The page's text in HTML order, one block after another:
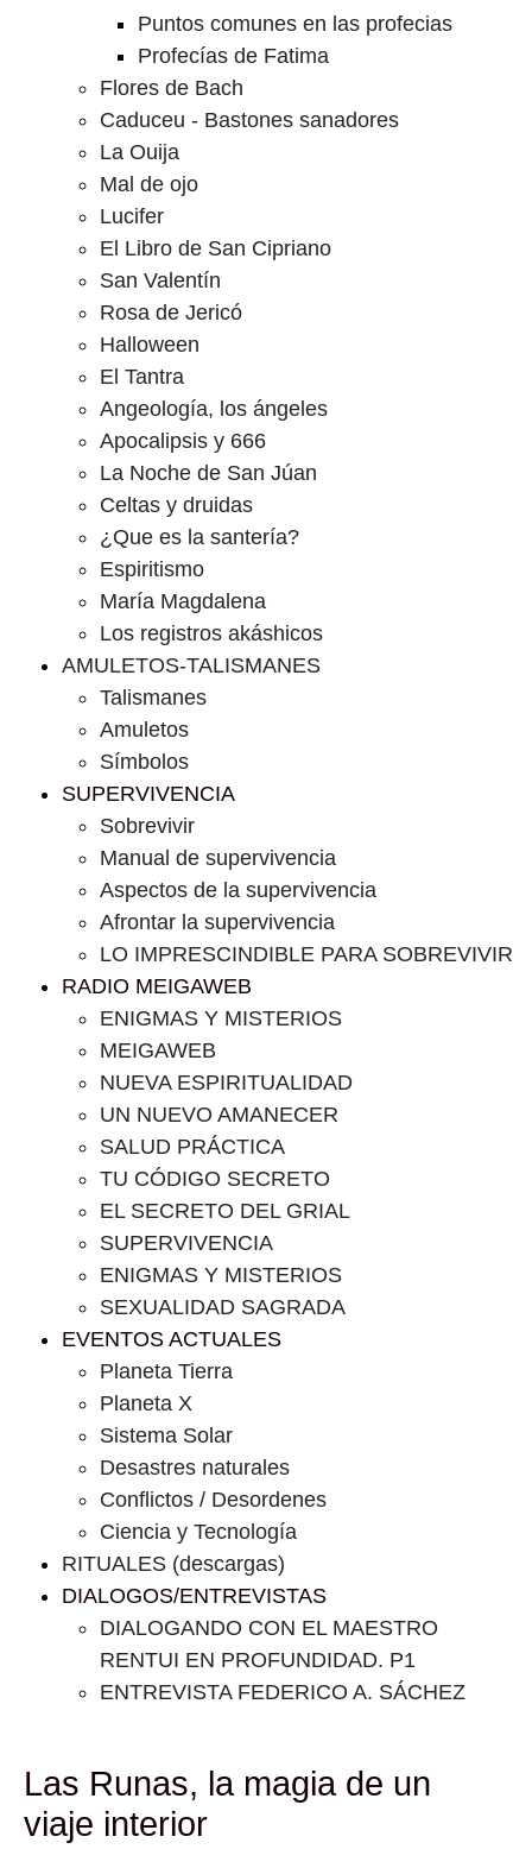
Puntos comunes en las profecias
Profecías de Fatima
Flores de Bach
Caduceu - Bastones sanadores
La Ouija
Mal de ojo
Lucifer
El Libro de San Cipriano
San Valentín
Rosa de Jericó
Halloween
El Tantra
Angeología, los ángeles
Apocalipsis y 666
La Noche de San Júan
Celtas y druidas
¿Que es la santería?
Espiritismo
María Magdalena
Los registros akáshicos
AMULETOS-TALISMANES
Talismanes
Amuletos
Símbolos
SUPERVIVENCIA
Sobrevivir
Manual de supervivencia
Aspectos de la supervivencia
Afrontar la supervivencia
LO IMPRESCINDIBLE PARA SOBREVIVIR
RADIO MEIGAWEB
ENIGMAS Y MISTERIOS
MEIGAWEB
NUEVA ESPIRITUALIDAD
UN NUEVO AMANECER
SALUD PRÁCTICA
TU CÓDIGO SECRETO
EL SECRETO DEL GRIAL
SUPERVIVENCIA
ENIGMAS Y MISTERIOS
SEXUALIDAD SAGRADA
EVENTOS ACTUALES
Planeta Tierra
Planeta X
Sistema Solar
Desastres naturales
Conflictos / Desordenes
Ciencia y Tecnología
RITUALES (descargas)
DIALOGOS/ENTREVISTAS
DIALOGANDO CON EL MAESTRO
RENTUI EN PROFUNDIDAD. P1
ENTREVISTA FEDERICO A. SÁCHEZ
Las Runas, la magia de un
viaje interior